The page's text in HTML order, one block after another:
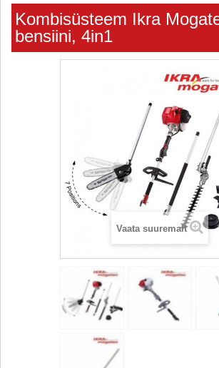
Kombisüsteem Ikra
bensiini, 4in1
Vaata suuremalt